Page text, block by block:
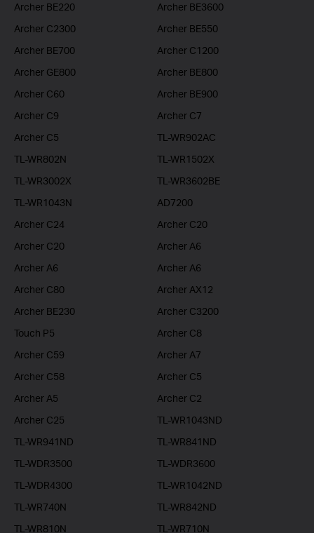
Archer BE220
Archer BE3600
Archer C2300
Archer BE550
Archer BE700
Archer C1200
Archer GE800
Archer BE800
Archer C60
Archer BE900
Archer C9
Archer C7
Archer C5
TL-WR902AC
TL-WR802N
TL-WR1502X
TL-WR3002X
TL-WR3602BE
TL-WR1043N
AD7200
Archer C24
Archer C20
Archer C20
Archer A6
Archer A6
Archer A6
Archer C80
Archer AX12
Archer BE230
Archer C3200
Touch P5
Archer C8
Archer C59
Archer A7
Archer C58
Archer C5
Archer A5
Archer C2
Archer C25
TL-WR1043ND
TL-WR941ND
TL-WR841ND
TL-WDR3500
TL-WDR3600
TL-WDR4300
TL-WR1042ND
TL-WR740N
TL-WR842ND
TL-WR810N
TL-WR710N